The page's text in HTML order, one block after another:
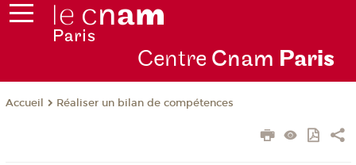
Centre Cnam Paris
Accueil Réaliser un bilan de compétences